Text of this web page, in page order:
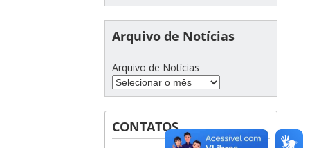
Arquivo de Notícias
Arquivo de Notícias
CONTATOS